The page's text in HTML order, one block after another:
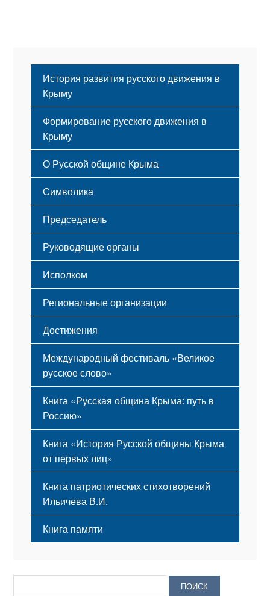
История развития русского движения в
Крыму
Формирование русского движения в
Крыму
Русский Крым
О Русской общине Крыма
Этапы становления
Принципы деятельности
Структура
Мероприятия
Символика
Флаг
Герб
Гимн
Председатель
Руководящие органы
Исполком
Региональные организации
Достижения
Международный фестиваль «Великое
русское слово»
Книга «Русская община Крыма: путь в
Россию»
Книга «История Русской общины Крыма
от первых лиц»
Книга патриотических стихотворений
Ильичева В.И.
Книга памяти